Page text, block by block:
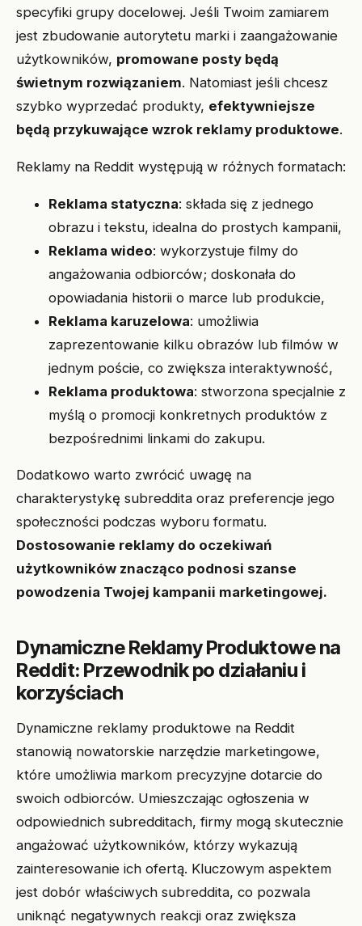
specyfiki grupy docelowej. Jeśli Twoim zamiarem
jest zbudowanie autorytetu marki i zaangażowanie
użytkowników, promowane posty będą
świetnym rozwiązaniem. Natomiast jeśli chcesz
szybko wyprzedać produkty, efektywniejsze
będą przykuwające wzrok reklamy produktowe.
Reklamy na Reddit występują w różnych formatach:
Reklama statyczna: składa się z jednego
obrazu i tekstu, idealna do prostych kampanii,
Reklama wideo: wykorzystuje filmy do
angażowania odbiorców; doskonała do
opowiadania historii o marce lub produkcie,
Reklama karuzelowa: umożliwia
zaprezentowanie kilku obrazów lub filmów w
jednym poście, co zwiększa interaktywność,
Reklama produktowa: stworzona specjalnie z
myślą o promocji konkretnych produktów z
bezpośrednimi linkami do zakupu.
Dodatkowo warto zwrócić uwagę na
charakterystykę subreddita oraz preferencje jego
społeczności podczas wyboru formatu.
Dostosowanie reklamy do oczekiwań
użytkowników znacząco podnosi szanse
powodzenia Twojej kampanii marketingowej.
Dynamiczne Reklamy Produktowe na
Reddit: Przewodnik po działaniu i
korzyściach
Dynamiczne reklamy produktowe na Reddit
stanowią nowatorskie narzędzie marketingowe,
które umożliwia markom precyzyjne dotarcie do
swoich odbiorców. Umieszczając ogłoszenia w
odpowiednich subredditach, firmy mogą skutecznie
angażować użytkowników, którzy wykazują
zainteresowanie ich ofertą. Kluczowym aspektem
jest dobór właściwych subreddita, co pozwala
uniknąć negatywnych reakcji oraz zwiększa